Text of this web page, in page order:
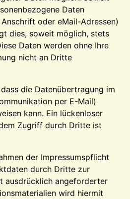
Daten
oder eMail-Adressen)
dies, soweit möglich, stets
Daten werden ohne Ihre
nicht an Dritte
die Datenübertragung im
per E-Mail)
kann. Ein lückenloser
Zugriff durch Dritte ist
der Impressumspflicht
durch Dritte zur
ausdrücklich angeforderter
wird hiermit